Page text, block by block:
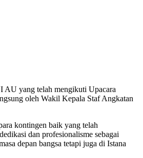
AU yang telah mengikuti Upacara
oleh Wakil Kepala Staf Angkatan
kontingen baik yang telah
dan profesionalisme sebagai
depan bangsa tetapi juga di Istana